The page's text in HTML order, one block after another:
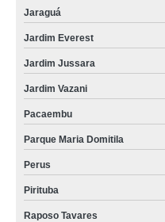
Jaraguá
Jardim Everest
Jardim Jussara
Jardim Vazani
Pacaembu
Parque Maria Domitila
Perus
Pirituba
Raposo Tavares